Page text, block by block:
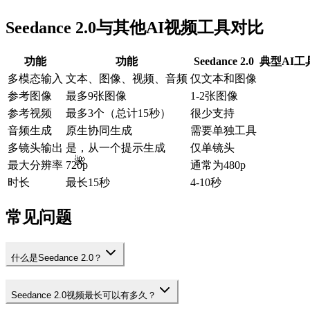
🌺
Seedance 2.0与其他AI视频工具对比
功能 功能 Seedance 2.0 典型AI工
多模态输入 文本、图像、视频、音频 仅文本和图像
参考图像
最多9张图像
1-2张图像
参考视频
最多3个（总计15秒）
很少支持
音频生成
原生协同生成
需要单独工具
多镜头输出 是，从一个提示生成
仅单镜头
最大分辨率 720p
通常为480p
时长
最长15秒 4-10秒
常见问题
什么是Seedance 2.0？
Seedance 2.0视频最长可以有多久？